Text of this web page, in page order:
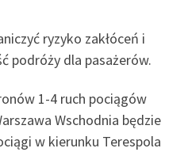
ryzyko zakłóceń i
podróży dla pasażerów.
1-4 ruch pociągów
Wschodnia będzie
w kierunku Terespola